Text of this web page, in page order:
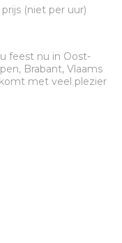
(niet per uur)
feest nu in Oost-
Brabant, Vlaams
met veel plezier